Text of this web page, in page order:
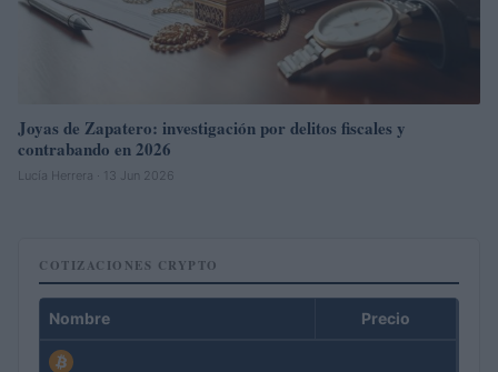
Joyas de Zapatero: investigación por delitos fiscales y
contrabando en 2026
Lucía Herrera · 13 Jun 2026
COTIZACIONES CRYPTO
Nombre Precio